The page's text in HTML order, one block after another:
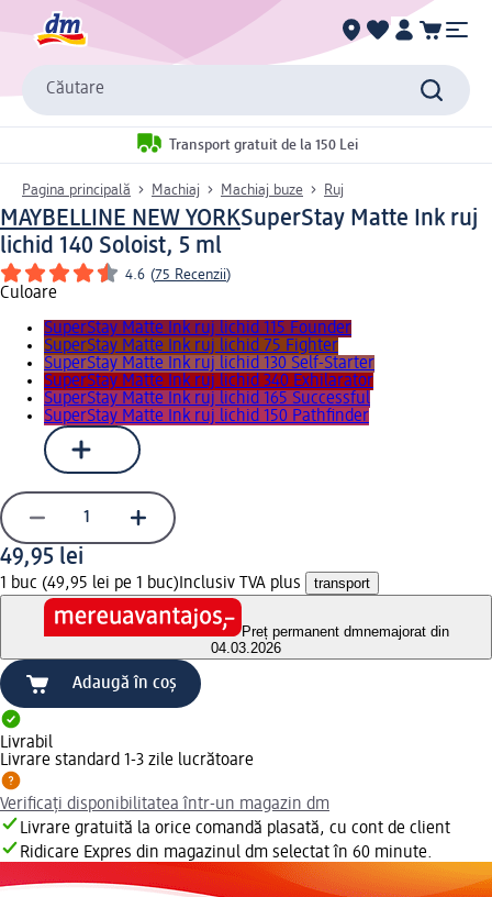
Căutare
Transport gratuit de la 150 Lei
Pagina principală Machiaj Machiaj buze Ruj
MAYBELLINE NEW YORKSuperStay Matte Ink ruj
lichid 140 Soloist, 5 ml
4.6 (75 Recenzii)
Culoare
SuperStay Matte Ink ruj lichid 115 Founder
SuperStay Matte Ink ruj lichid 75 Fighter
SuperStay Matte Ink ruj lichid 130 Self-Starter
SuperStay Matte Ink ruj lichid 340 Exhilarator
SuperStay Matte Ink ruj lichid 165 Successful
SuperStay Matte Ink ruj lichid 150 Pathfinder
49,95 lei
1 buc (49,95 lei pe 1 buc) Inclusiv TVA plus transport
Preț permanent dmnemajorat din
04.03.2026
Adaugă în coș
Livrabil
Livrare standard 1-3 zile lucrătoare
Verificați disponibilitatea într-un magazin dm
Livrare gratuită la orice comandă plasată, cu cont de client
Ridicare Expres din magazinul dm selectat în 60 minute.